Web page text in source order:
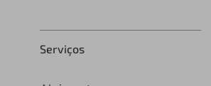
Serviços